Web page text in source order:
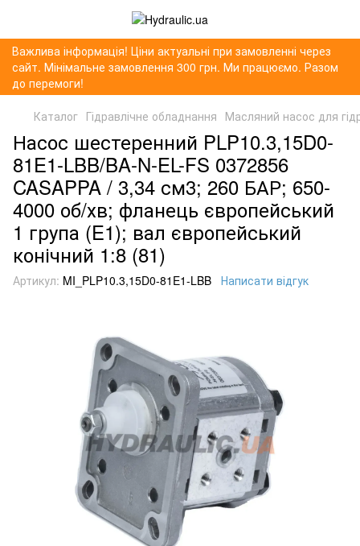
Важлива інформація! Ціни актуальні при замовленні через
сайт. Мінімальне замовлення 300 грн. Ми працюємо. Разом
до перемоги!
Каталог Гідравлічне обладнання Масляний насос для
Насос шестеренний PLP10.3,15D0-
81E1-LBB/BA-N-EL-FS 0372856
CASAPPA / 3,34 см3; 260 БАР; 650-
4000 об/хв; фланець європейський
1 група (E1); вал європейський
конічний 1:8 (81)
Артикул: MI_PLP10.3,15D0-81E1-LBB Написати відгук